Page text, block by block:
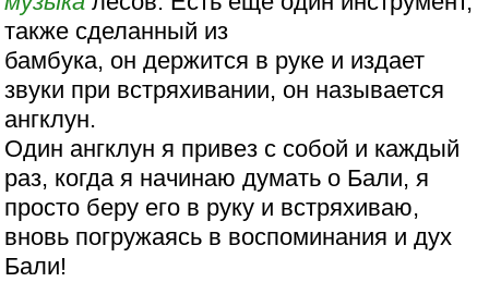
также сделанный из
бамбука, он держится в руке и издает
звуки при встряхивании, он называется
ангклун.
Один ангклун я привез с собой и каждый
раз, когда я начинаю думать о Бали, я
просто беру его в руку и встряхиваю,
вновь погружаясь в воспоминания и дух
Бали!